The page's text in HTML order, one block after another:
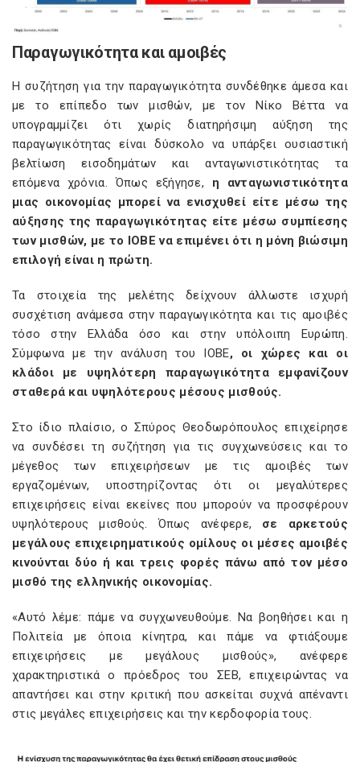
Παραγωγικότητα και αμοιβές
Η συζήτηση για την παραγωγικότητα συνδέθηκε άμεσα και
με το επίπεδο των μισθών, με τον Νίκο Βέττα να
υπογραμμίζει ότι χωρίς διατηρήσιμη αύξηση της
παραγωγικότητας είναι δύσκολο να υπάρξει ουσιαστική
βελτίωση εισοδημάτων και ανταγωνιστικότητας τα
επόμενα χρόνια. Όπως εξήγησε, η ανταγωνιστικότητα
μιας οικονομίας μπορεί να ενισχυθεί είτε μέσω της
αύξησης της παραγωγικότητας είτε μέσω συμπίεσης
των μισθών, με το ΙΟΒΕ να επιμένει ότι η μόνη βιώσιμη
επιλογή είναι η πρώτη.
Τα στοιχεία της μελέτης δείχνουν άλλωστε ισχυρή
συσχέτιση ανάμεσα στην παραγωγικότητα και τις αμοιβές
τόσο στην Ελλάδα όσο και στην υπόλοιπη Ευρώπη.
Σύμφωνα με την ανάλυση του ΙΟΒΕ, οι χώρες και οι
κλάδοι με υψηλότερη παραγωγικότητα εμφανίζουν
σταθερά και υψηλότερους μέσους μισθούς.
Στο ίδιο πλαίσιο, ο Σπύρος Θεοδωρόπουλος επιχείρησε
να συνδέσει τη συζήτηση για τις συγχωνεύσεις και το
μέγεθος των επιχειρήσεων με τις αμοιβές των
εργαζομένων, υποστηρίζοντας ότι οι μεγαλύτερες
επιχειρήσεις είναι εκείνες που μπορούν να προσφέρουν
υψηλότερους μισθούς. Όπως ανέφερε, σε αρκετούς
μεγάλους επιχειρηματικούς ομίλους οι μέσες αμοιβές
κινούνται δύο ή και τρεις φορές πάνω από τον μέσο
μισθό της ελληνικής οικονομίας.
«Αυτό λέμε: πάμε να συγχωνευθούμε. Να βοηθήσει και η
Πολιτεία με όποια κίνητρα, και πάμε να φτιάξουμε
επιχειρήσεις με μεγάλους μισθούς», ανέφερε
χαρακτηριστικά ο πρόεδρος του ΣΕΒ, επιχειρώντας να
απαντήσει και στην κριτική που ασκείται συχνά απέναντι
στις μεγάλες επιχειρήσεις και την κερδοφορία τους.